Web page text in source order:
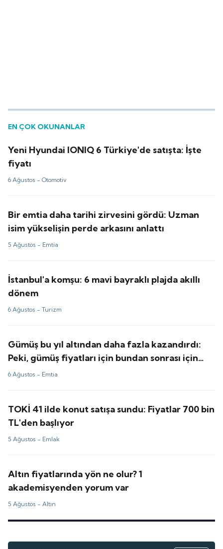
EN ÇOK OKUNANLAR
Yeni Hyundai IONIQ 6 Türkiye'de satışta: İşte
fiyatı
6 Ağustos -Otomotiv
Bir emtia daha tarihi zirvesini gördü: Uzman
isim yükselişin perde arkasını anlattı
5 Ağustos - Emtia
İstanbul'a komşu: 6 mavi bayraklı plajda akıllı
dönem
6 Ağustos -Turizm
Gümüş bu yıl altından daha fazla kazandırdı:
Peki, gümüş fiyatları için bundan sonrası için
tahminler ne?
6 Ağustos - Emtia
TOKİ 41 ilde konut satışa sundu: Fiyatlar 700 bin
TL'den başlıyor
5 Ağustos - Emlak
Altın fiyatlarında yön ne olur? 1
akademisyenden yorum var
5 Ağustos -Altın